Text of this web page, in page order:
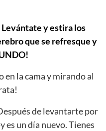
y estira los
que se refresque y
en la cama y mirando al
de levantarte por
es un día nuevo. Tienes